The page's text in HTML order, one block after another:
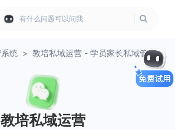
有什么问题可以问我
统 > 教培私域运营 - 学员家长私域管理
教培私域运营